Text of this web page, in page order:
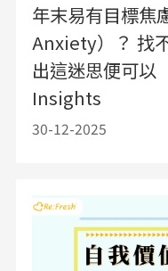
年末易有目標焦
Anxiety）？ 找
出這迷思便可以
Insights
30-12-2025